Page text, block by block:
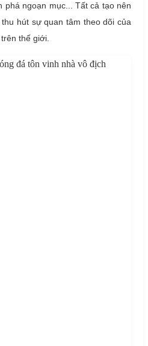
phá ngoạn mục... Tất cả tạo nên
hút sự quan tâm theo dõi của
thế giới.